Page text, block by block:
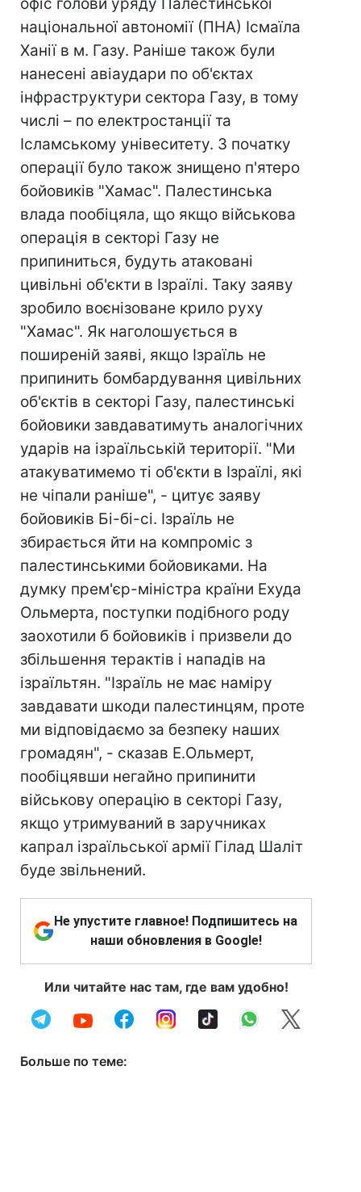
національної автономії (ПНА) Ісмаїла
Ханії в м. Газу. Раніше також були
нанесені авіаудари по об'єктах
інфраструктури сектора Газу, в тому
числі – по електростанції та
Ісламському унівеситету. З початку
операції було також знищено п'ятеро
бойовиків "Хамас". Палестинська
влада пообіцяла, що якщо військова
операція в секторі Газу не
припиниться, будуть атаковані
цивільні об'єкти в Ізраїлі. Таку заяву
зробило воєнізоване крило руху
"Хамас". Як наголошується в
поширеній заяві, якщо Ізраїль не
припинить бомбардування цивільних
об'єктів в секторі Газу, палестинські
бойовики завдаватимуть аналогічних
ударів на ізраїльській території. "Ми
атакуватимемо ті об'єкти в Ізраїлі, які
не чіпали раніше", - цитує заяву
бойовиків Бі-бі-сі. Ізраїль не
збирається йти на компроміс з
палестинськими бойовиками. На
думку прем'єр-міністра країни Ехуда
Ольмерта, поступки подібного роду
заохотили б бойовиків і призвели до
збільшення терактів і нападів на
ізраїльтян. "Ізраїль не має наміру
завдавати шкоди палестинцям, проте
ми відповідаємо за безпеку наших
громадян", - сказав Е.Ольмерт,
пообіцявши негайно припинити
військову операцію в секторі Газу,
якщо утримуваний в заручниках
капрал ізраїльської армії Гілад Шаліт
буде звільнений.
Не упустите главное! Подпишитесь на
наши обновления в Google!
Или читайте нас там, где вам удобно!
Больше по теме: